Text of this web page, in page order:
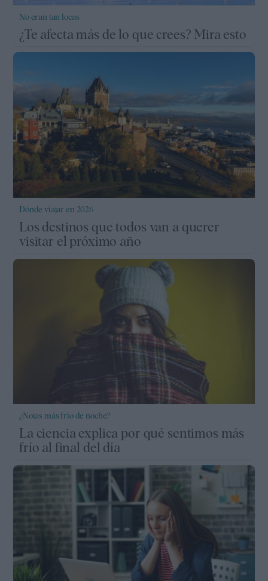
No eran tan locas
¿Te afecta más de lo que crees? Mira esto
Dónde viajar en 2026
Los destinos que todos van a querer
visitar el próximo año
¿Notas más frío de noche?
La ciencia explica por qué sentimos más
frío al final del día